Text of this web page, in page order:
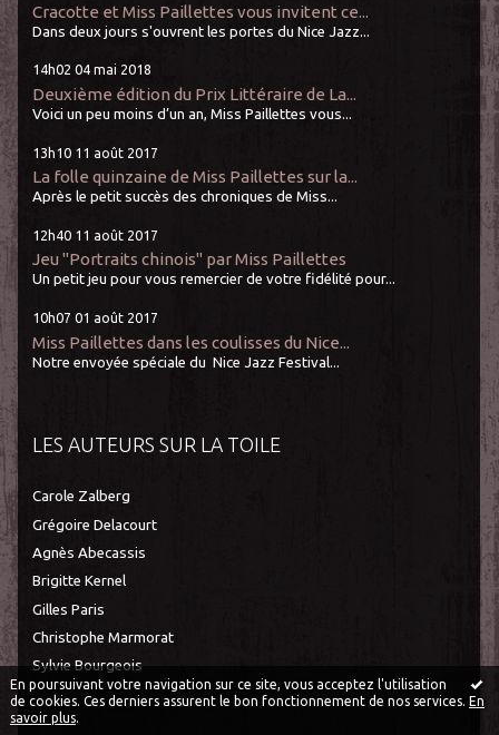
En poursuivant votre navigation sur ce site, vous acceptez l'utilisation
de cookies. Ces derniers assurent le bon fonctionnement de nos services. En
savoir plus.
Cracotte et Miss Paillettes vous invitent ce...
Dans deux jours s'ouvrent les portes du Nice Jazz...
14h02 04 mai 2018
Deuxième édition du Prix Littéraire de La...
Voici un peu moins d’un an, Miss Paillettes vous...
13h10 11 août 2017
La folle quinzaine de Miss Paillettes sur la...
Après le petit succès des chroniques de Miss...
12h40 11 août 2017
Jeu "Portraits chinois" par Miss Paillettes
Un petit jeu pour vous remercier de votre fidélité pour...
10h07 01 août 2017
Miss Paillettes dans les coulisses du Nice...
Notre envoyée spéciale du Nice Jazz Festival...
LES AUTEURS SUR LA TOILE
Carole Zalberg
Grégoire Delacourt
Agnès Abecassis
Brigitte Kernel
Gilles Paris
Christophe Marmorat
Sylvie Bourgeois